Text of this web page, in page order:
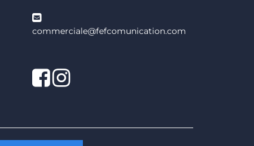
commerciale@fefcomunication.com
Facebook
Twitter